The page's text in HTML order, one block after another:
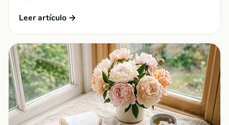
Leer artículo →